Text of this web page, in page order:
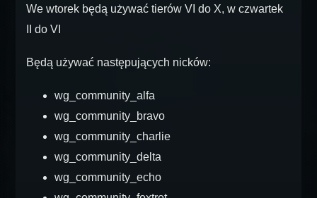
We wtorek będą używać tierów VI do X, w czwartek
II do VI
Będą używać następujących nicków:
wg_community_alfa
wg_community_bravo
wg_community_charlie
wg_community_delta
wg_community_echo